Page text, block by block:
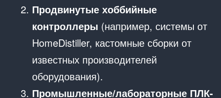
Продвинутые хоббийные
контроллеры (например, системы от
HomeDistiller, кастомные сборки от
известных производителей
оборудования).
Промышленные/лабораторные ПЛК-